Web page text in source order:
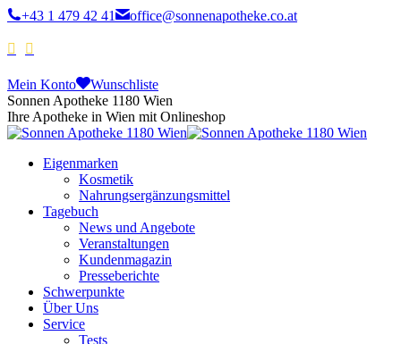
+43 1 479 42 41 office@sonnenapotheke.co.at
Mein Konto
Wunschliste
Sonnen Apotheke 1180 Wien
Ihre Apotheke in Wien mit Onlineshop
Eigenmarken
Kosmetik
Nahrungsergänzungsmittel
Tagebuch
News und Angebote
Veranstaltungen
Kundenmagazin
Presseberichte
Schwerpunkte
Über Uns
Service
Tests